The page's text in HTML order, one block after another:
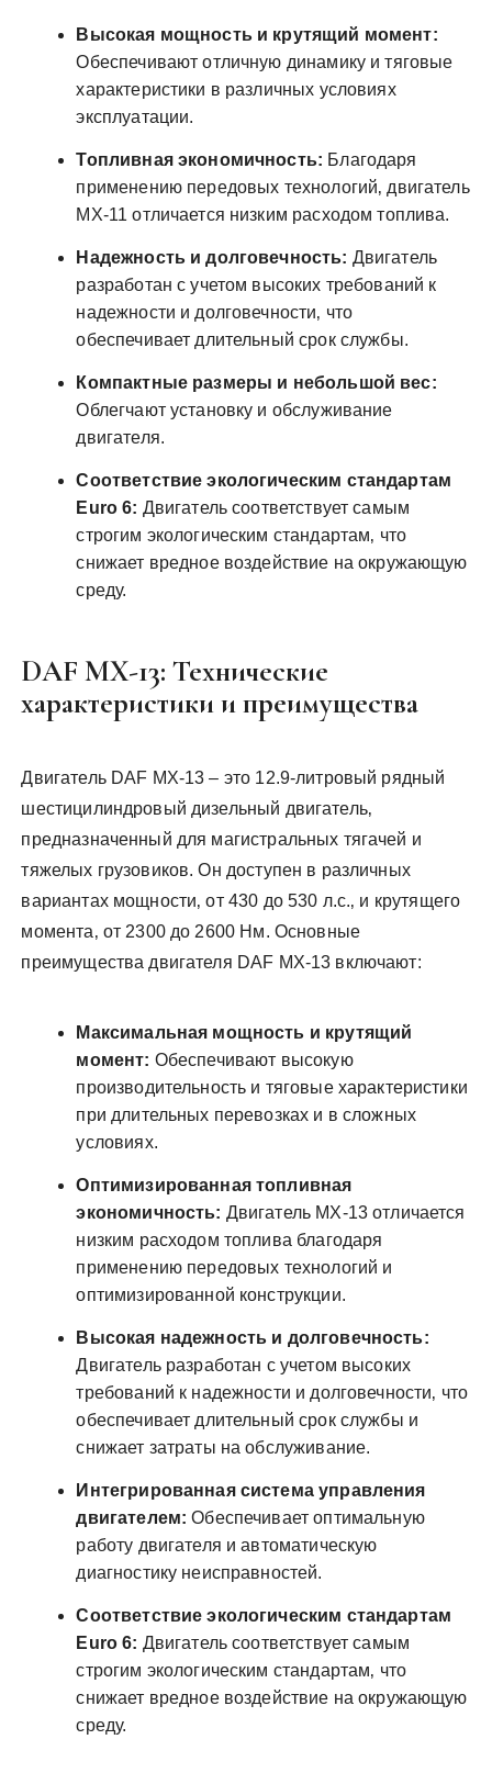
Высокая мощность и крутящий момент:
Обеспечивают отличную динамику и тяговые
характеристики в различных условиях
эксплуатации.
Топливная экономичность: Благодаря
применению передовых технологий‚ двигатель
MX-11 отличается низким расходом топлива.
Надежность и долговечность: Двигатель
разработан с учетом высоких требований к
надежности и долговечности‚ что
обеспечивает длительный срок службы.
Компактные размеры и небольшой вес:
Облегчают установку и обслуживание
двигателя.
Соответствие экологическим стандартам
Euro 6: Двигатель соответствует самым
строгим экологическим стандартам‚ что
снижает вредное воздействие на окружающую
среду.
DAF MX-13: Технические
характеристики и преимущества
Двигатель DAF MX-13 – это 12.9-литровый рядный
шестицилиндровый дизельный двигатель‚
предназначенный для магистральных тягачей и
тяжелых грузовиков. Он доступен в различных
вариантах мощности‚ от 430 до 530 л.с.‚ и крутящего
момента‚ от 2300 до 2600 Нм. Основные
преимущества двигателя DAF MX-13 включают:
Максимальная мощность и крутящий
момент: Обеспечивают высокую
производительность и тяговые характеристики
при длительных перевозках и в сложных
условиях.
Оптимизированная топливная
экономичность: Двигатель MX-13 отличается
низким расходом топлива благодаря
применению передовых технологий и
оптимизированной конструкции.
Высокая надежность и долговечность:
Двигатель разработан с учетом высоких
требований к надежности и долговечности‚ что
обеспечивает длительный срок службы и
снижает затраты на обслуживание.
Интегрированная система управления
двигателем: Обеспечивает оптимальную
работу двигателя и автоматическую
диагностику неисправностей.
Соответствие экологическим стандартам
Euro 6: Двигатель соответствует самым
строгим экологическим стандартам‚ что
снижает вредное воздействие на окружающую
среду.